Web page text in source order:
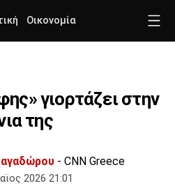
Οικονομία
γιορτάζει στην
της
- CNN Greece
2026 21:01